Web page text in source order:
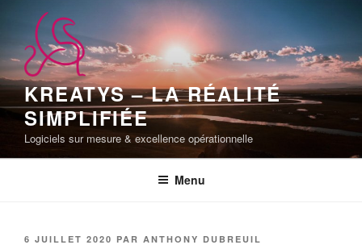
contenu
principal
KREATYS – LA RÉALITÉ
SIMPLIFIÉE
Logiciels sur mesure & excellence opérationnelle
Menu
PUBLIÉ
6 JUILLET 2020 PAR ANTHONY DUBREUIL